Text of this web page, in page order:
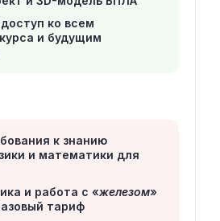
ко всем
и будущим
к знанию
и математики для
и работа с «железом»
тариф